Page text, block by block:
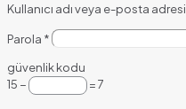
Kullanıcı adı veya e-posta adresi
Parola *
güvenlik kodu
15 −
= 7